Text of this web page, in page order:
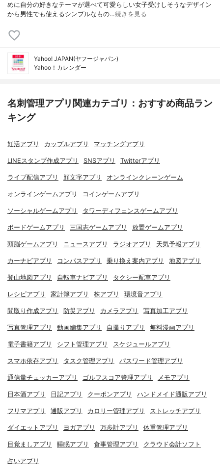
めに自分の好きなテーマが選べて可愛らしい女子受けしそうなデザイン
から男性でも使えるシンプルなもの…続きを見る
Yahoo! JAPAN(ヤフージャパン)
Yahoo！カレンダー
名刺管理アプリ関連カテゴリ：おすすめ商品ラン
キング
妊活アプリ カップルアプリ マッチングアプリ
LINEスタンプ作成アプリ SNSアプリ Twitterアプリ
ライブ配信アプリ 顔文字アプリ オンラインクレーンゲーム
オンラインゲームアプリ コインゲームアプリ
ソーシャルゲームアプリ タワーディフェンスゲームアプリ
ボードゲームアプリ 三国志ゲームアプリ 放置ゲームアプリ
頭脳ゲームアプリ ニュースアプリ ラジオアプリ 天気予報アプリ
カーナビアプリ コンパスアプリ 乗り換え案内アプリ 地図アプリ
登山地図アプリ 自転車ナビアプリ タクシー配車アプリ
レシピアプリ 家計簿アプリ 株アプリ 環境音アプリ
間取り作成アプリ 防災アプリ カメラアプリ 写真加工アプリ
写真管理アプリ 動画編集アプリ 自撮りアプリ 無料漫画アプリ
電子書籍アプリ シフト管理アプリ スケジュールアプリ
スマホ依存アプリ タスク管理アプリ パスワード管理アプリ
通信量チェッカーアプリ ゴルフスコア管理アプリ メモアプリ
日本酒アプリ 日記アプリ クーポンアプリ ハンドメイド通販アプリ
フリマアプリ 通販アプリ カロリー管理アプリ ストレッチアプリ
ダイエットアプリ ヨガアプリ 万歩計アプリ 体重管理アプリ
目覚ましアプリ 睡眠アプリ 食事管理アプリ クラウド会計ソフト
占いアプリ